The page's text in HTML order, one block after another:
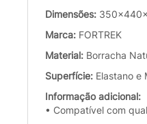
Dimensões:
Marca: FORTREK
Material: Borracha
Superfície: Elastano e
Informação adicional:
• Compatível com